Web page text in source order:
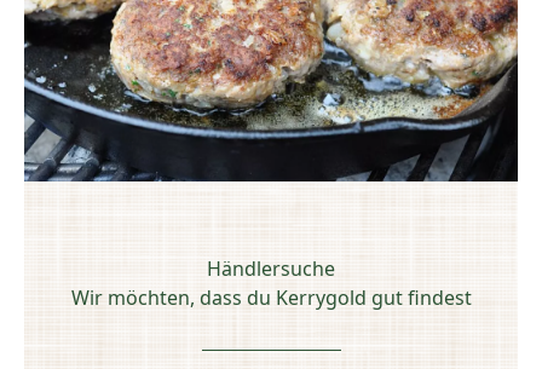
Händlersuche
Wir möchten, dass du Kerrygold gut findest